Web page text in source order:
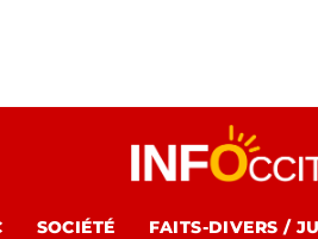
SOCIÉTÉ FAITS-DIVERS /